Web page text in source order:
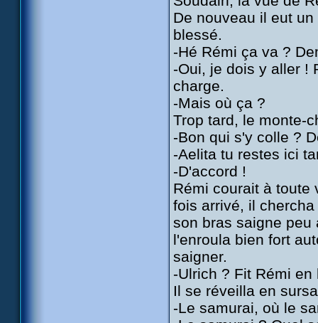
De nouveau il eut
blessé.
-Hé Rémi ça va ?
-Oui, je dois y aller !
charge.
-Mais où ça ?
Trop tard, le monte-
-Bon qui s'y colle ?
-Aelita tu restes ici
-D'accord !
Rémi courait à toute
fois arrivé, il
son bras saigne peu
l'enroula bien fort
saigner.
-Ulrich ? Fit Rémi
Il se réveilla en
-Le samurai, où le